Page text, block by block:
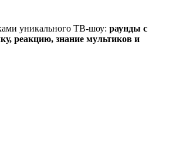
уникального ТВ-шоу: раунды с
реакцию, знание мультиков и